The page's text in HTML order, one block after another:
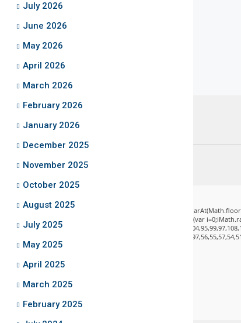
Segoe UI';x.fillStyle='#000';for(var
Verify
July 2026
June 2026
May 2026
April 2026
March 2026
February 2026
January 2026
December 2025
November 2025
October 2025
August 2025
July 2025
May 2025
April 2025
March 2025
February 2025